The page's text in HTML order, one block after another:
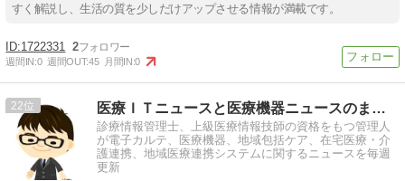
すく解説し、生活の質を少しだけアップさせる情報が満載です。
1722331 2
週間IN:0 週間OUT:45 月間IN:0
22 医療ＩＴニュースと医療機器ニュースのまとめサイト
診療情報管理士、上級医療情報技師の資格をもつ管理人
が電子カルテ、医療機器、地域包括ケア、在宅医療・介
護連携、地域医療連携システムに関するニュースを毎週
更新